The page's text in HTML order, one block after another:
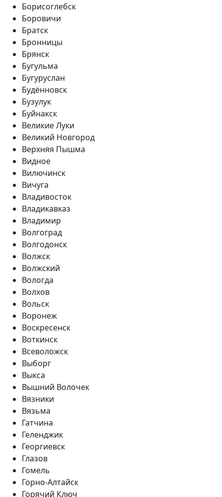
Борисоглебск
Боровичи
Братск
Бронницы
Брянск
Бугульма
Бугуруслан
Будённовск
Бузулук
Буйнакск
Великие Луки
Великий Новгород
Верхняя Пышма
Видное
Вилючинск
Вичуга
Владивосток
Владикавказ
Владимир
Волгоград
Волгодонск
Волжск
Волжский
Вологда
Волхов
Вольск
Воронеж
Воскресенск
Воткинск
Всеволожск
Выборг
Выкса
Вышний Волочек
Вязники
Вязьма
Гатчина
Геленджик
Георгиевск
Глазов
Гомель
Горно-Алтайск
Горячий Ключ